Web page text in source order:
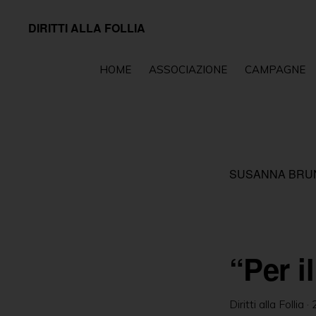
DIRITTI ALLA FOLLIA
HOME ASSOCIAZIONE CAMPAGNE
SUSANNA
“Per
Diritti alla Follia ·